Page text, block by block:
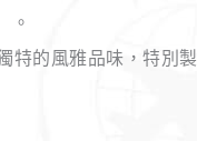
。
特的風雅品味，特別製